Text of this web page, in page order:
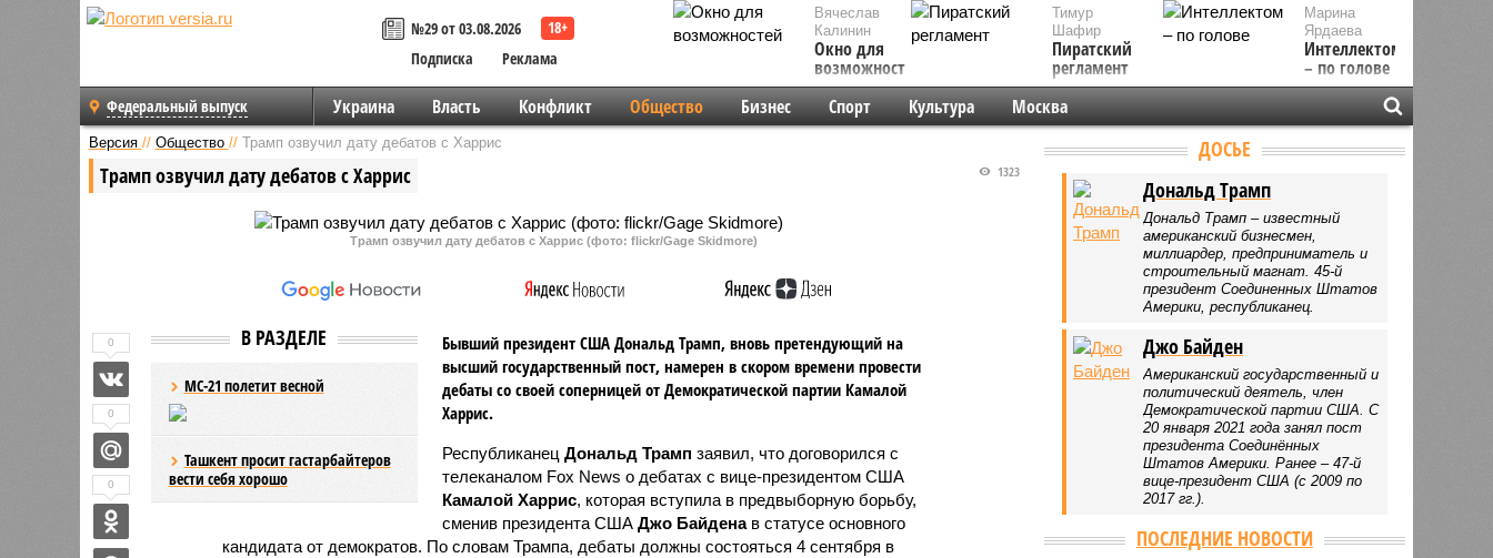
№29 от 03.08.2026
Подписка
Реклама
Вячеслав
Калинин
Окно для
возможностей
Марина
Ярдаева
Интеллектом
– по голове
Тимур
Шафир
Пиратский
регламент
Федеральный выпуск Украина Власть Конфликт Общество Бизнес Спорт Культура Москва
Версия // Общество // Трамп озвучил дату дебатов с Харрис
Трамп озвучил дату дебатов с Харрис 1323
Трамп озвучил дату дебатов с Харрис (фото: flickr/Gage Skidmore)
В РАЗДЕЛЕ
МС-21 полетит весной
Ташкент просит гастарбайтеров
вести себя хорошо
Бывший президент США Дональд Трамп, вновь претендующий на
высший государственный пост, намерен в скором времени провести
дебаты со своей соперницей от Демократической партии Камалой
Харрис.
Республиканец Дональд Трамп заявил, что договорился с
телеканалом Fox News о дебатах с вице-президентом США
Камалой Харрис, которая вступила в предвыборную борьбу,
сменив президента США Джо Байденав статусе основного
кандидата от демократов. По словам Трампа, дебаты должны состояться 4 сентября в
0
0
0
ДОСЬЕ
Дональд Трамп
Дональд Трамп – известный
американский бизнесмен,
миллиардер, предприниматель и
строительный магнат. 45-й
президент Соединенных Штатов
Америки, республиканец.
Джо Байден
Американский государственный и
политический деятель, член
Демократической партии США. С
20 января 2021 года занял пост
президента Соединённых
Штатов Америки. Ранее – 47-й
вице-президент США (с 2009 по
2017 гг.).
ПОСЛЕДНИЕ НОВОСТИ